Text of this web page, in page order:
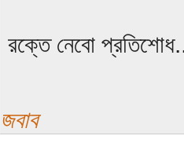
রক্তে নেবো
জবাব